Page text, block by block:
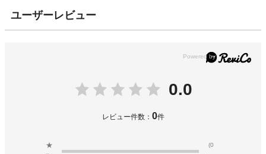
ユーザーレビュー
0.0
レビュー件数： 0件
★
(0